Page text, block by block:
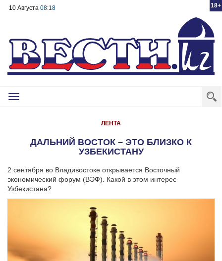
18+
10 Августа 08:18
Toggle
ЛЕНТА
ДАЛЬНИЙ ВОСТОК – ЭТО БЛИЗКО К
УЗБЕКИСТАНУ
2 сентября во Владивостоке открывается Восточный
экономический форум (ВЭФ). Какой в этом интерес
Узбекистана?